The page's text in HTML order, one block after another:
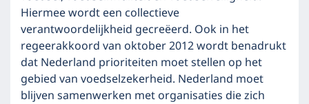
Hiermee wordt een collectieve
verantwoordelijkheid gecreëerd. Ook in het
regeerakkoord van oktober 2012 wordt benadrukt
dat Nederland prioriteiten moet stellen op het
gebied van voedselzekerheid. Nederland moet
blijven samenwerken met organisaties die zich